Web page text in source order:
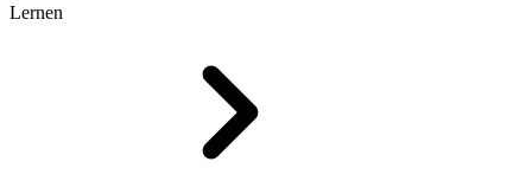
Lernen